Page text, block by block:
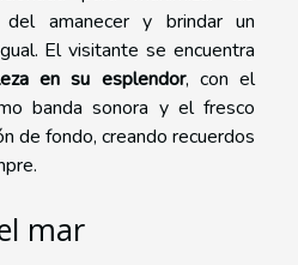
del amanecer y brindar un
El visitante se encuentra
en su esplendor, con el
banda sonora y el fresco
de fondo, creando recuerdos
mar